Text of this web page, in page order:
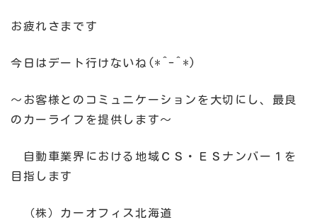
お疲れさまです
今日はデート行けないね(*^-^*)
～お客様とのコミュニケーションを大切にし、最良
のカーライフを提供します～
自動車業界における地域ＣＳ・ＥＳナンバー１を
目指します
（株）カーオフィス北海道